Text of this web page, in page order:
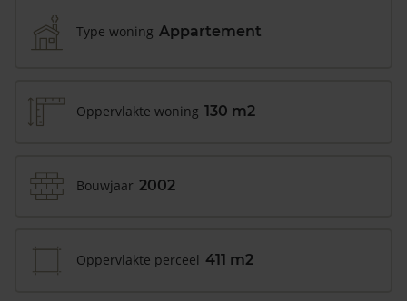
Type woning Appartement
Oppervlakte woning 130 m2
Bouwjaar 2002
Oppervlakte perceel 411 m2